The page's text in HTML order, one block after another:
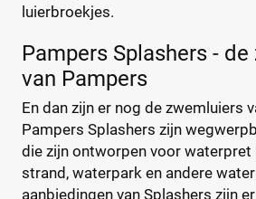
Drogist
Kruidvat
Trekpleister
Supermarkt
Albert Heijn
Aldi
Boon's Markt
luierbroekjes.
Pampers Splashers -
van Pampers
En dan zijn er nog de zwemluiers
Pampers Splashers zijn
die zijn ontworpen voor waterpret
strand, waterpark en andere
aanbiedingen van Splashers zijn